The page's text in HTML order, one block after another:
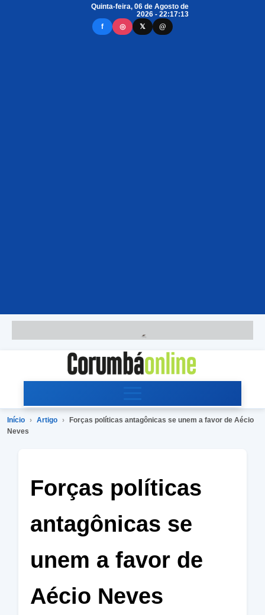
Quinta-feira, 06 de Agosto de
2026 - 22:17:13
f
◎ 𝕏 @
Início › Artigo ›
Forças políticas antagônicas se unem a favor de Aécio
Neves
Forças políticas
antagônicas se
unem a favor de
Aécio Neves